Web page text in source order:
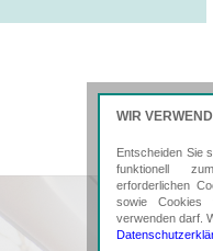
WIR
Entscheiden Sie
funktionell
erforderlichen
sowie Cookies
verwenden darf.